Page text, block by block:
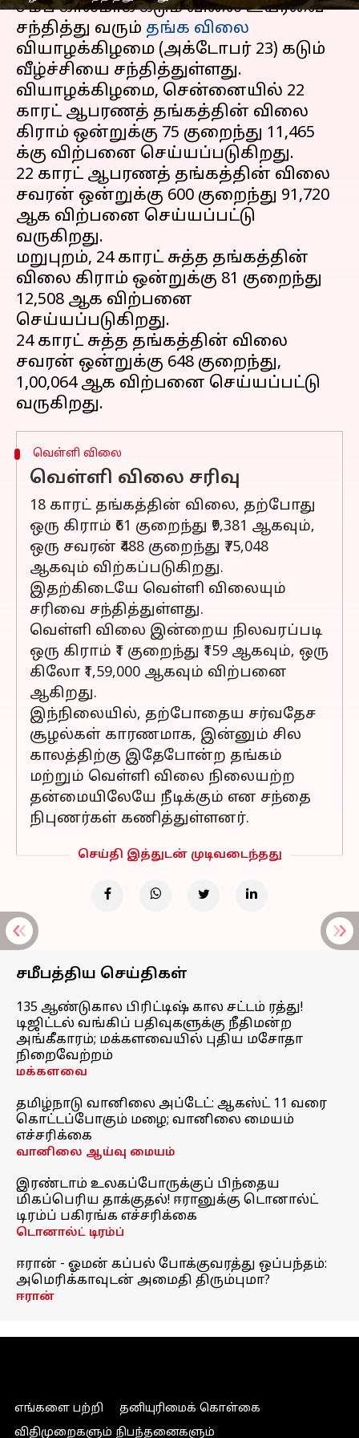
சமீப காலமாக கடும் விலை உயர்வை
சந்தித்து வரும் தங்க விலை
வியாழக்கிழமை (அக்டோபர் 23) கடும்
வீழ்ச்சியை சந்தித்துள்ளது.
வியாழக்கிழமை, சென்னையில் 22
காரட் ஆபரணத் தங்கத்தின் விலை
கிராம் ஒன்றுக்கு ₹75 குறைந்து ₹11,465
க்கு விற்பனை செய்யப்படுகிறது.
22 காரட் ஆபரணத் தங்கத்தின் விலை
சவரன் ஒன்றுக்கு ₹600 குறைந்து ₹91,720
ஆக விற்பனை செய்யப்பட்டு
வருகிறது.
மறுபுறம், 24 காரட் சுத்த தங்கத்தின்
விலை கிராம் ஒன்றுக்கு ₹81 குறைந்து
₹12,508 ஆக விற்பனை
செய்யப்படுகிறது.
24 காரட் சுத்த தங்கத்தின் விலை
சவரன் ஒன்றுக்கு ₹648 குறைந்து,
₹1,00,064 ஆக விற்பனை செய்யப்பட்டு
வெள்ளி விலை
வெள்ளி விலை சரிவு
18 காரட் தங்கத்தின் விலை, தற்போது
ஒரு கிராம் ₹61 குறைந்து ₹9,381 ஆகவும்,
ஒரு சவரன் ₹488 குறைந்து ₹75,048
ஆகவும் விற்கப்படுகிறது.
இதற்கிடையே வெள்ளி விலையும்
சரிவை சந்தித்துள்ளது.
வெள்ளி விலை இன்றைய நிலவரப்படி
ஒரு கிராம் ₹1 குறைந்து ₹159 ஆகவும், ஒரு
கிலோ ₹1,59,000 ஆகவும் விற்பனை
ஆகிறது.
இந்நிலையில், தற்போதைய சர்வதேச
சூழல்கள் காரணமாக, இன்னும் சில
காலத்திற்கு இதேபோன்ற தங்கம்
மற்றும் வெள்ளி விலை நிலையற்ற
தன்மையிலேயே நீடிக்கும் என சந்தை
நிபுணர்கள் கணித்துள்ளனர்.
செய்தி இத்துடன் முடிவடைந்தது
சமீபத்திய செய்திகள்
135 ஆண்டுகால பிரிட்டிஷ் கால சட்டம் ரத்து!
டிஜிட்டல் வங்கிப் பதிவுகளுக்கு நீதிமன்ற
அங்கீகாரம்; மக்களவையில் புதிய மசோதா
நிறைவேற்றம்
மக்களவை
தமிழ்நாடு வானிலை அப்டேட்: ஆகஸ்ட் 11 வரை
கொட்டப்போகும் மழை; வானிலை மையம்
எச்சரிக்கை
வானிலை ஆய்வு மையம்
இரண்டாம் உலகப்போருக்குப் பிந்தைய
மிகப்பெரிய தாக்குதல்! ஈரானுக்கு டொனால்ட்
டிரம்ப் பகிரங்க எச்சரிக்கை
டொனால்ட் டிரம்ப்
ஈரான் - ஓமன் கப்பல் போக்குவரத்து ஒப்பந்தம்:
அமெரிக்காவுடன் அமைதி திரும்புமா?
ஈரான்
எங்களை பற்றி
தனியுரிமைக் கொள்கை
விதிமுறைகளும் நிபந்தனைகளும்